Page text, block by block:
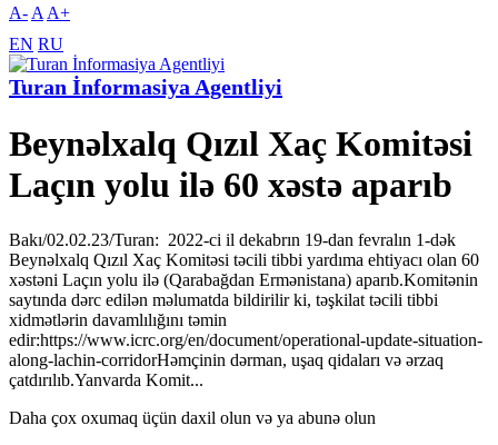
A- A A+
EN RU
Turan İnformasiya Agentliyi
Beynəlxalq Qızıl Xaç Komitəsi
Laçın yolu ilə 60 xəstə aparıb
Bakı/02.02.23/Turan: 2022-ci il dekabrın 19-dan fevralın 1-dək
Beynəlxalq Qızıl Xaç Komitəsi təcili tibbi yardıma ehtiyacı olan 60
xəstəni Laçın yolu ilə (Qarabağdan Ermənistana) aparıb.Komitənin
saytında dərc edilən məlumatda bildirilir ki, təşkilat təcili tibbi
xidmətlərin davamlılığını təmin
edir:https://www.icrc.org/en/document/operational-update-situation-
along-lachin-corridorHəmçinin dərman, uşaq qidaları və ərzaq
çatdırılıb.Yanvarda Komit...
Daha çox oxumaq üçün daxil olun və ya abunə olun